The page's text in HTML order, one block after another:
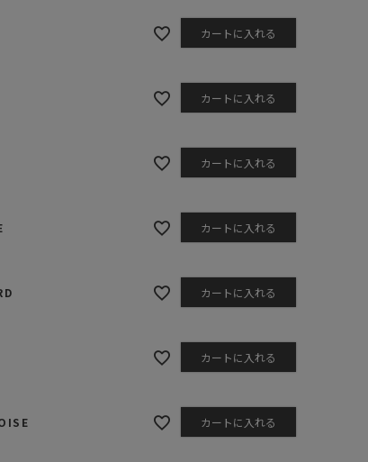
カートに入れる
カートに入れる
カートに入れる
カートに入れる
カートに入れる
カートに入れる
カートに入れる